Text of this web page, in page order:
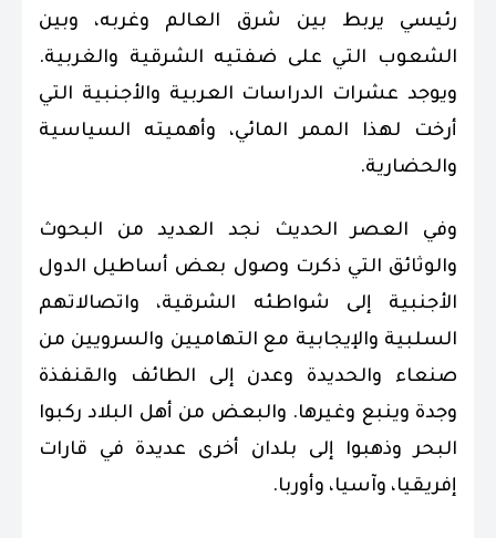
رئيسي يربط بين شرق العالم وغربه، وبين
الشعوب التي على ضفتيه الشرقية والغربية.
ويوجد عشرات الدراسات العربية والأجنبية التي
أرخت لهذا الممر المائي، وأهميته السياسية
والحضارية.
وفي العصر الحديث نجد العديد من البحوث
والوثائق التي ذكرت وصول بعض أساطيل الدول
الأجنبية إلى شواطئه الشرقية، واتصالاتهم
السلبية والإيجابية مع التهاميين والسرويين من
صنعاء والحديدة وعدن إلى الطائف والقنفذة
وجدة وينبع وغيرها. والبعض من أهل البلاد ركبوا
البحر وذهبوا إلى بلدان أخرى عديدة في قارات
إفريقيا، وآسيا، وأوربا.